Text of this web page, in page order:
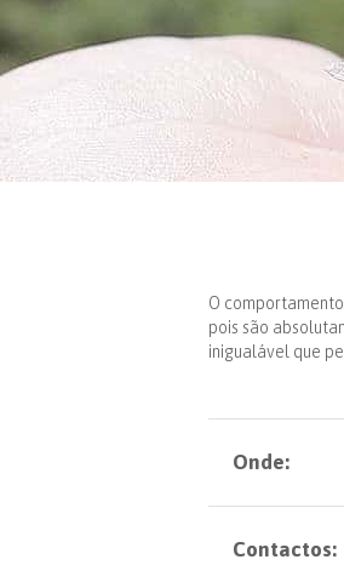
O
pois são
inigualável que
Onde:
Contactos: